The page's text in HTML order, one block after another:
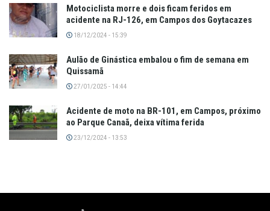
Motociclista morre e dois ficam feridos em
acidente na RJ-126, em Campos dos Goytacazes
18/12/2024 - 15:39
Aulão de Ginástica embalou o fim de semana em
Quissamã
27/01/2025 - 14:44
Acidente de moto na BR-101, em Campos, próximo
ao Parque Canaã, deixa vítima ferida
23/12/2024 - 13:53